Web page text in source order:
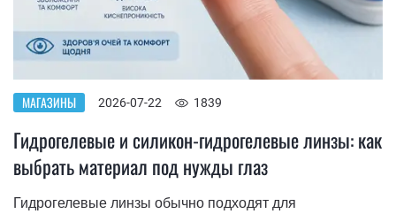
МАГАЗИНЫ 2026-07-22 1839
Гидрогелевые и силикон-гидрогелевые линзы: как
выбрать материал под нужды глаз
Гидрогелевые линзы обычно подходят для